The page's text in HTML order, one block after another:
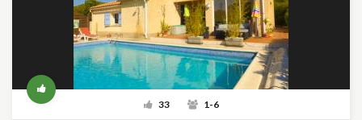
33 1-6